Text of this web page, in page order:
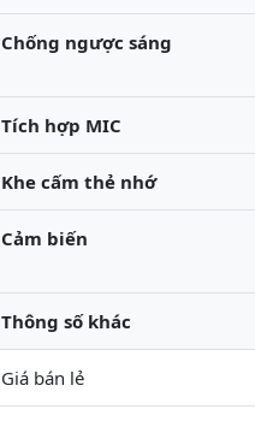
Chống ngược sáng
Tích hợp MIC
Khe cấm thẻ nhớ
Cảm biến
Thông số khác
Giá bán lẻ